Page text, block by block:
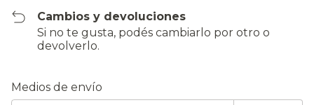
Cambios y devoluciones
Si no te gusta, podés cambiarlo por otro o
devolverlo.
Entregas para el CP:
Medios de envío